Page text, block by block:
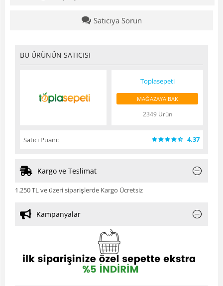
Satıcıya Sorun
BU ÜRÜNÜN SATICISI
Toplasepeti
MAĞAZAYA BAK
2349 Ürün
Satıcı Puanı: 4.37
Kargo ve Teslimat
1.250 TL ve üzeri siparişlerde Kargo Ücretsiz
Kampanyalar